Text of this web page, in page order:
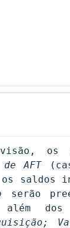
os
AFT
serão
dos